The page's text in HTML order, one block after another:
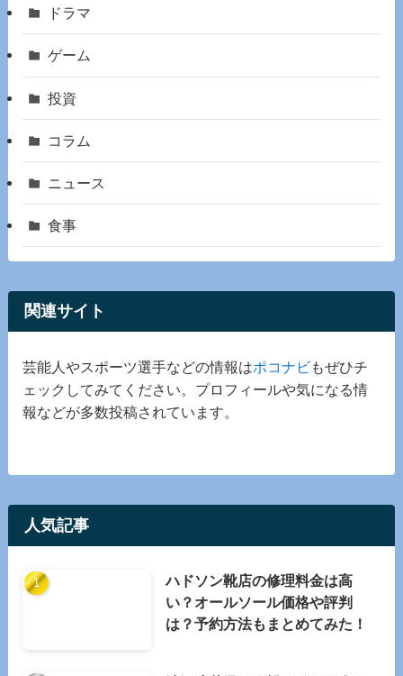
ドラマ
ゲーム
投資
コラム
ニュース
食事
関連サイト
芸能人やスポーツ選手などの情報はポコナビもぜひチ
ェックしてみてください。プロフィールや気になる情
報などが多数投稿されています。
人気記事
ハドソン靴店の修理料金は高
い？オールソール価格や評判
は？予約方法もまとめてみた！